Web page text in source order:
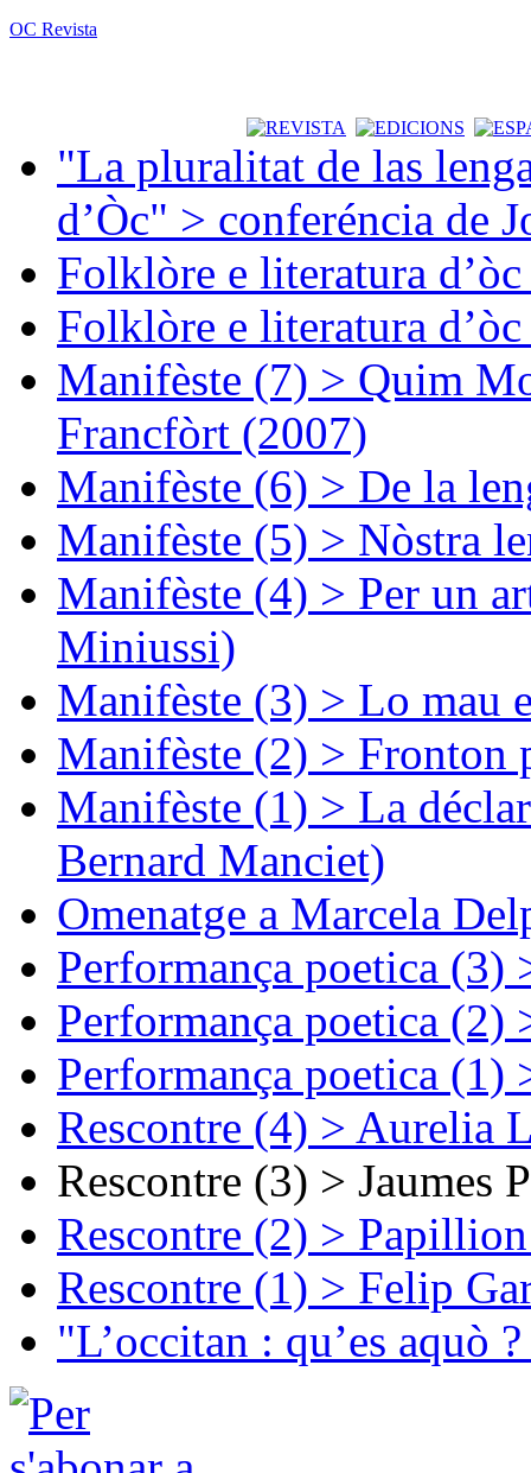
OC Revista
"La pluralitat de las
d’Òc" > conferéncia de
Folklòre e literatura
Folklòre e literatura
Manifèste (7) > Quim
Francfòrt (2007)
Manifèste (6) > De la
Manifèste (5) > Nòstra
Manifèste (4) > Per un
Miniussi)
Manifèste (3) > Lo mau
Manifèste (2) > Fronton
Manifèste (1) > La
Bernard Manciet)
Omenatge a Marcela
Performança poetica (3)
Performança poetica (2)
Performança poetica (1)
Rescontre (4) > Aurelia
Rescontre (3) > Jaumes
Rescontre (2) >
Rescontre (1) > Felip
"L’occitan : qu’es aquò